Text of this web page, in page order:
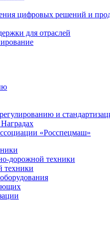
цифровых решений и
для отраслей
и
«Росспецмаш»
дорожной техники
техники